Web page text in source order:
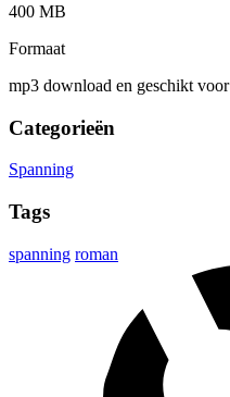
400 MB
Formaat
mp3 download en geschikt
Categorieën
Spanning
Tags
spanning roman